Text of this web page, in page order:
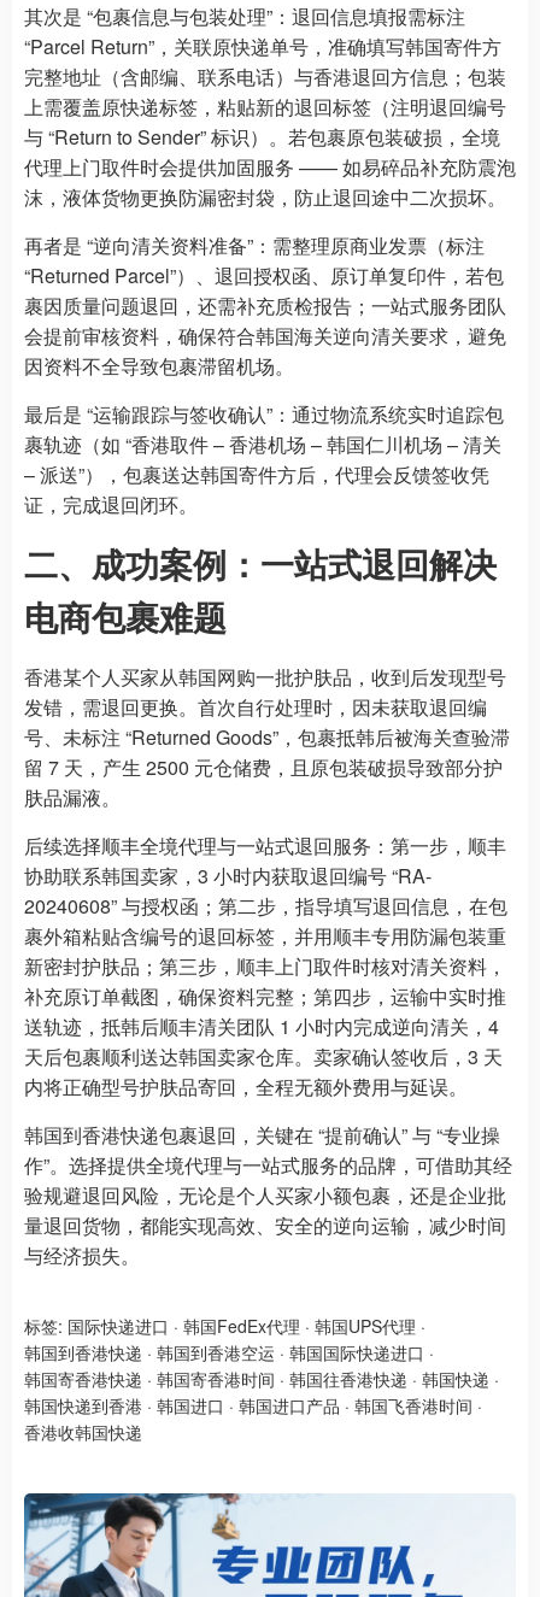
其次是 “包裹信息与包装处理”：退回信息填报需标注
“Parcel Return”，关联原快递单号，准确填写韩国寄件方
完整地址（含邮编、联系电话）与香港退回方信息；包装
上需覆盖原快递标签，粘贴新的退回标签（注明退回编号
与 “Return to Sender” 标识）。若包裹原包装破损，全境
代理上门取件时会提供加固服务 —— 如易碎品补充防震泡
沫，液体货物更换防漏密封袋，防止退回途中二次损坏。
再者是 “逆向清关资料准备”：需整理原商业发票（标注
“Returned Parcel”）、退回授权函、原订单复印件，若包
裹因质量问题退回，还需补充质检报告；一站式服务团队
会提前审核资料，确保符合韩国海关逆向清关要求，避免
因资料不全导致包裹滞留机场。
最后是 “运输跟踪与签收确认”：通过物流系统实时追踪包
裹轨迹（如 “香港取件 – 香港机场 – 韩国仁川机场 – 清关
– 派送”），包裹送达韩国寄件方后，代理会反馈签收凭
证，完成退回闭环。
二、成功案例：一站式退回解决
电商包裹难题
香港某个人买家从韩国网购一批护肤品，收到后发现型号
发错，需退回更换。首次自行处理时，因未获取退回编
号、未标注 “Returned Goods”，包裹抵韩后被海关查验滞
留 7 天，产生 2500 元仓储费，且原包装破损导致部分护
肤品漏液。
后续选择顺丰全境代理与一站式退回服务：第一步，顺丰
协助联系韩国卖家，3 小时内获取退回编号 “RA-
20240608” 与授权函；第二步，指导填写退回信息，在包
裹外箱粘贴含编号的退回标签，并用顺丰专用防漏包装重
新密封护肤品；第三步，顺丰上门取件时核对清关资料，
补充原订单截图，确保资料完整；第四步，运输中实时推
送轨迹，抵韩后顺丰清关团队 1 小时内完成逆向清关，4
天后包裹顺利送达韩国卖家仓库。卖家确认签收后，3 天
内将正确型号护肤品寄回，全程无额外费用与延误。
韩国到香港快递包裹退回，关键在 “提前确认” 与 “专业操
作”。选择提供全境代理与一站式服务的品牌，可借助其经
验规避退回风险，无论是个人买家小额包裹，还是企业批
量退回货物，都能实现高效、安全的逆向运输，减少时间
与经济损失。
标签: 国际快递进口 · 韩国FedEx代理 · 韩国UPS代理 ·
韩国到香港快递 · 韩国到香港空运 · 韩国国际快递进口 ·
韩国寄香港快递 · 韩国寄香港时间 · 韩国往香港快递 · 韩国快递 ·
韩国快递到香港 · 韩国进口 · 韩国进口产品 · 韩国飞香港时间 ·
香港收韩国快递